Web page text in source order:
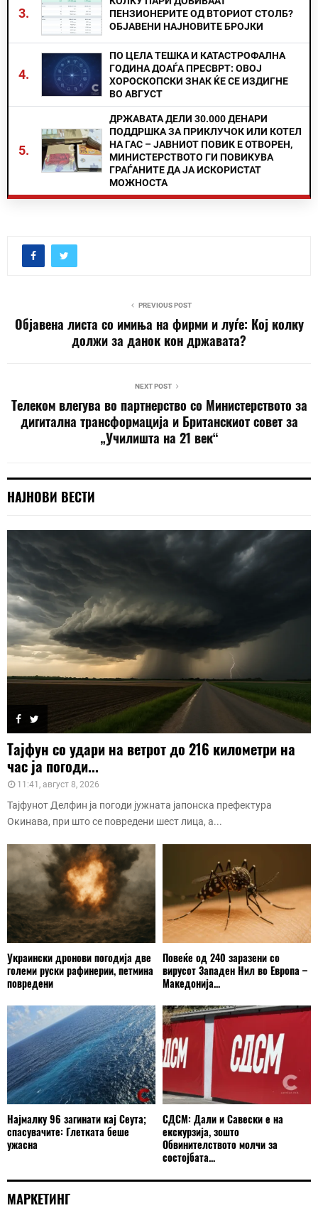
3.
ПЕНЗИОНЕРИТЕ ОД ВТОРИОТ СТОЛБ?
ОБЈАВЕНИ НАЈНОВИТЕ БРОЈКИ
4.
ПО ЦЕЛА ТЕШКА И КАТАСТРОФАЛНА
ГОДИНА ДОАЃА ПРЕСВРТ: ОВОЈ
ХОРОСКОПСКИ ЗНАК ЌЕ СЕ ИЗДИГНЕ
ВО АВГУСТ
5.
ДРЖАВАТА ДЕЛИ 30.000 ДЕНАРИ
ПОДДРШКА ЗА ПРИКЛУЧОК ИЛИ КОТЕЛ
НА ГАС – ЈАВНИОТ ПОВИК Е ОТВОРЕН,
МИНИСТЕРСТВОТО ГИ ПОВИКУВА
ГРАЃАНИТЕ ДА ЈА ИСКОРИСТАТ
МОЖНОСТА
PREVIOUS POST
Објавена листа со имиња на фирми и луѓе: Кој колку
должи за данок кон државата?
NEXT POST
Телеком влегува во партнерство со Министерството за
дигитална трансформација и Британскиот совет за
„Училишта на 21 век“
НАЈНОВИ ВЕСТИ
Тајфун со удари на ветрот до 216 километри на
час ја погоди...
11:41, август 8, 2026
Тајфунот Делфин ја погоди јужната јапонска префектура
Окинава, при што се повредени шест лица, а...
Украински дронови погодија две
големи руски рафинерии, петмина
повредени
Повеќе од 240 заразени со
вирусот Западен Нил во Европа –
Македонија...
Најмалку 96 загинати кај Сеута;
спасувачите: Глетката беше
ужасна
СДСМ: Дали и Савески е на
екскурзија, зошто
Обвинителството молчи за
состојбата...
МАРКЕТИНГ